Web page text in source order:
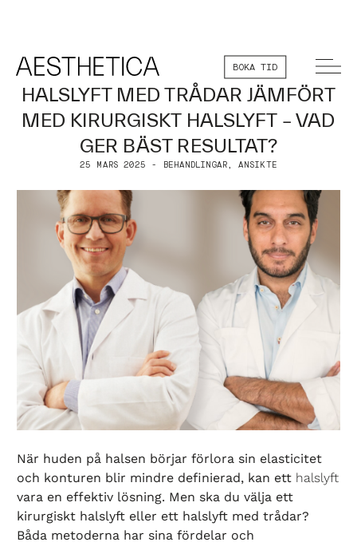
BOKA TID
HALSLYFT MED TRÅDAR JÄMFÖRT
MED KIRURGISKT HALSLYFT – VAD
GER BÄST RESULTAT?
25 MARS 2025 - BEHANDLINGAR, ANSIKTE
När huden på halsen börjar förlora sin elasticitet
och konturen blir mindre definierad, kan ett halslyft
vara en effektiv lösning. Men ska du välja ett
kirurgiskt halslyft eller ett halslyft med trådar?
Båda metoderna har sina fördelar och